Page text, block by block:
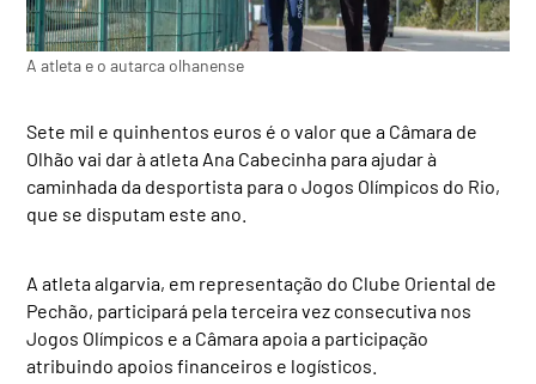
A atleta e o autarca olhanense
Sete mil e quinhentos euros é o valor que a Câmara de
Olhão vai dar à atleta Ana Cabecinha para ajudar à
caminhada da desportista para o Jogos Olímpicos do Rio,
que se disputam este ano.
A atleta algarvia, em representação do Clube Oriental de
Pechão, participará pela terceira vez consecutiva nos
Jogos Olímpicos e a Câmara apoia a participação
atribuindo apoios financeiros e logísticos.